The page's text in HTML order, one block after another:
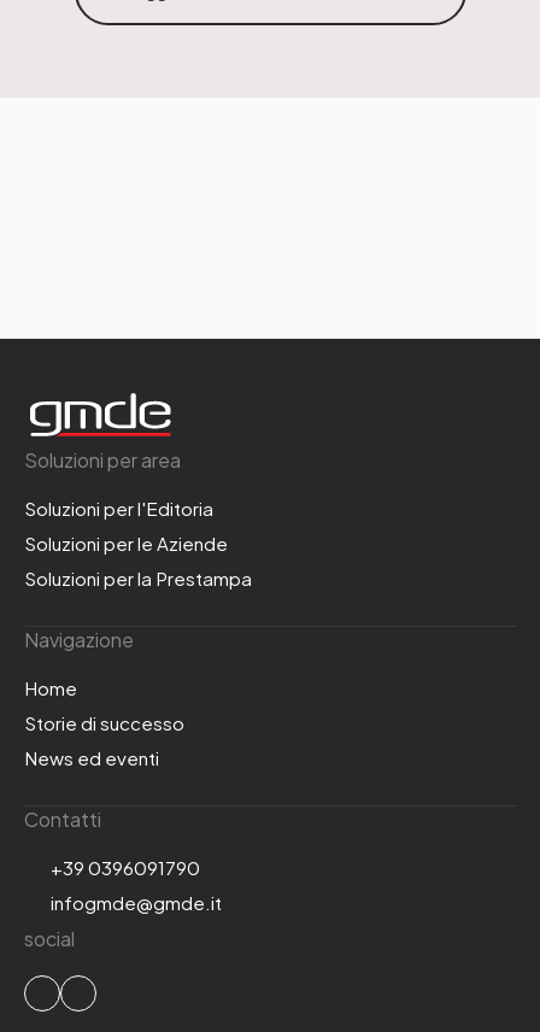
Soluzioni per area
Soluzioni per l'Editoria
Soluzioni per le Aziende
Soluzioni per la Prestampa
Navigazione
Home
Storie di successo
News ed eventi
Contatti
+39 0396091790
infogmde@gmde.it
social